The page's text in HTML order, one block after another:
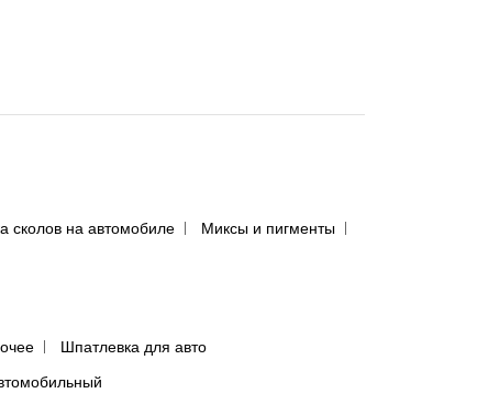
сколов на автомобиле
Миксы и пигменты
Шпатлевка для авто